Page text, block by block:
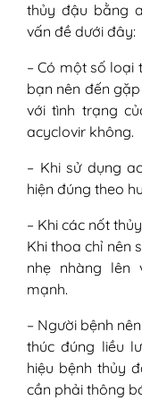
thủy đậu bằng
vấn đề dưới đây:
– Có một số loại
bạn nên đến
với tình trạng
acyclovir không.
– Khi sử dụng
hiện đúng theo
– Khi các nốt
Khi thoa chỉ nên
nhẹ nhàng lên
mạnh.
– Người bệnh
thúc đúng liều
hiệu bệnh thủy
cần phải thông